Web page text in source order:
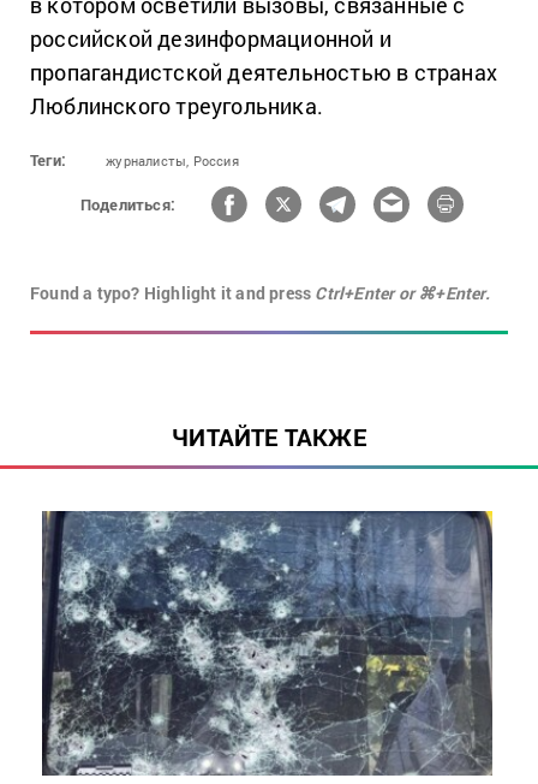
российской дезинформационной и
пропагандистской деятельностью в странах
Люблинского треугольника.
Теги: журналисты, Россия
Поделиться:
Found a typo? Highlight it and press Ctrl+Enter or ⌘+Enter.
ЧИТАЙТЕ ТАКЖЕ